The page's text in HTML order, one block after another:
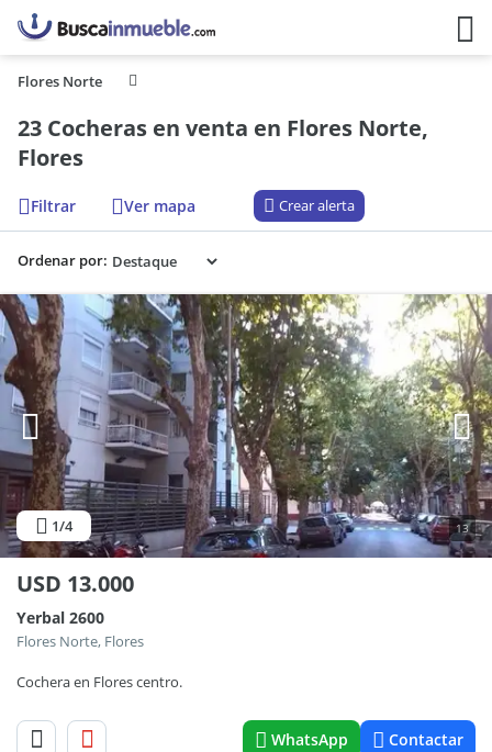
Flores Norte
23 Cocheras en venta en Flores Norte,
Flores
Filtrar Ver mapa Crear alerta
Ordenar por:
1/4 13
USD 13.000
Yerbal 2600
Flores Norte, Flores
Cochera en Flores centro.
WhatsApp Contactar